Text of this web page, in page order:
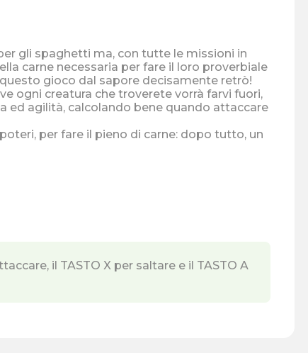
gli spaghetti ma, con tutte le missioni in
carne necessaria per fare il loro proverbiale
gioco dal sapore decisamente retrò!
ogni creatura che troverete vorrà farvi fuori,
ed agilità, calcolando bene quando attaccare
per fare il pieno di carne: dopo tutto, un
il TASTO X per saltare e il TASTO A